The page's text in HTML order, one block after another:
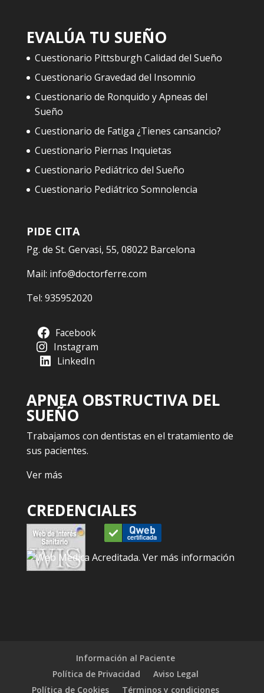
EVALÚA TU SUEÑO
Cuestionario Pittsburgh Calidad del Sueño
Cuestionario Gravedad del Insomnio
Cuestionario de Ronquido y Apneas del
Sueño
Cuestionario de Fatiga ¿Tienes cansancio?
Cuestionario Piernas Inquietas
Cuestionario Pediátrico del Sueño
Cuestionario Pediátrico Somnolencia
PIDE CITA
Pg. de St. Gervasi, 55, 08022 Barcelona
Mail: info@doctorferre.com
Tel: 935952020
Facebook
Instagram
LinkedIn
APNEA OBSTRUCTIVA DEL
SUEÑO
Trabajamos con dentistas en el tratamiento de
sus pacientes.
Ver más
CREDENCIALES
Información al Paciente
Política de Privacidad
Aviso Legal
Política de Cookies
Términos y condiciones